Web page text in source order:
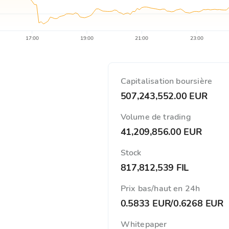
17:00 19:00 21:00 23:00
Capitalisation boursière
507,243,552.00 EUR
Volume de trading
41,209,856.00 EUR
Stock
817,812,539 FIL
Prix ​​bas/haut en 24h
0.5833 EUR/0.6268 EUR
Whitepaper